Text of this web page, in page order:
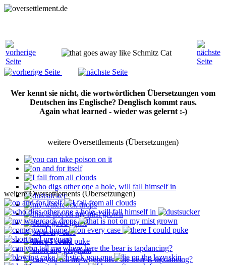
Wer kennt sie nicht, die wortwörtlichen Übersetzungen vom
Deutschen ins Englische? Denglisch kommt raus.
Again what learned - wieder was gelernt :-)
weitere Oversettlements (Übersetzungen)
weitere Oversettlements (Übersetzungen)